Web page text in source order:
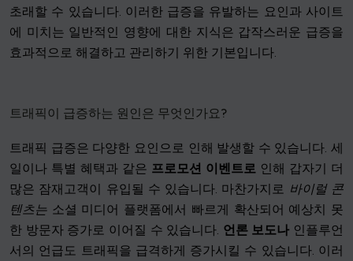
초래할 수 있습니다. 이러한 급증을 유발하는 요인과 사이트
에 미치는 일반적인 영향에 대한 지식은 갑작스러운 급증을
효과적으로 해결하고 관리하기 위한 기본입니다.
트래픽이 급증하는 원인은 무엇인가요?
트래픽 급증은 다양한 요인으로 인해 발생할 수 있습니다. 세
일이나 특별 혜택과 같은 프로모션 이벤트로 인해 갑자기 더
많은 잠재고객이 유입될 수 있습니다. 마찬가지로 바이럴 콘
텐츠는 소셜 미디어 플랫폼에서 빠르게 확산되어 예상치 못
한 방문자 증가로 이어질 수 있습니다. 언론 보도나 인플루언
서의 언급도 트래픽을 급격하게 증가시킬 수 있습니다. 이러